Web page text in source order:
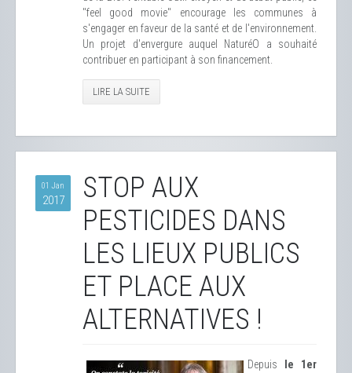
"feel good movie" encourage les communes à
s'engager en faveur de la santé et de l'environnement.
Un projet d'envergure auquel NaturéO a souhaité
contribuer en participant à son financement.
LIRE LA SUITE
01 Jan
2017
STOP AUX
PESTICIDES DANS
LES LIEUX PUBLICS
ET PLACE AUX
ALTERNATIVES !
Depuis
le 1er